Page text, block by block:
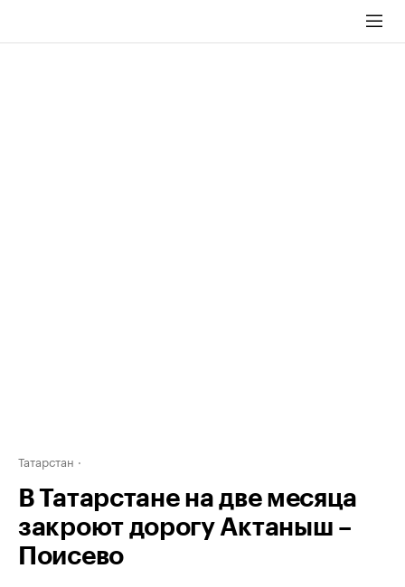
Татарстан
В Татарстане на две месяца
закроют дорогу Актаныш –
Поисево